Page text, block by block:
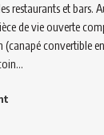
restaurants et bars.
de vie ouverte
(canapé convertible